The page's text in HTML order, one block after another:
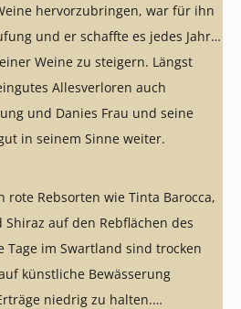
hervorzubringen, war für ihn
und er schaffte es jedes Jahr
Weine zu steigern. Längst
Allesverloren auch
und Danies Frau und seine
in seinem Sinne weiter.
rote Rebsorten wie Tinta Barocca,
auf den Rebflächen des
Tage im Swartland sind trocken
künstliche Bewässerung
niedrig zu halten.